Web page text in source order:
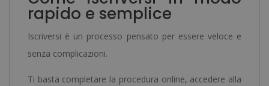
rapido e semplice
Iscriversi è un processo pensato per essere veloce e
senza complicazioni.
Ti basta completare la procedura online, accedere alla